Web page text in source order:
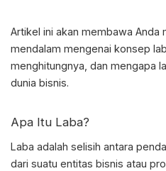
Artikel ini akan membawa Anda
mendalam mengenai konsep
menghitungnya, dan mengapa
dunia bisnis.
Apa Itu Laba?
Laba adalah selisih antara
dari suatu entitas bisnis atau